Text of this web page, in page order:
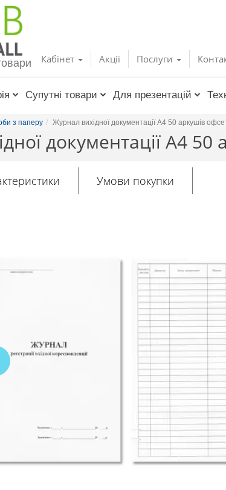
Кабінет Акції Послуги
Супутні товари Для презентацій
з паперу Журнал вихідної документації А4 50 аркушів
документації А4 50
Умови покупки